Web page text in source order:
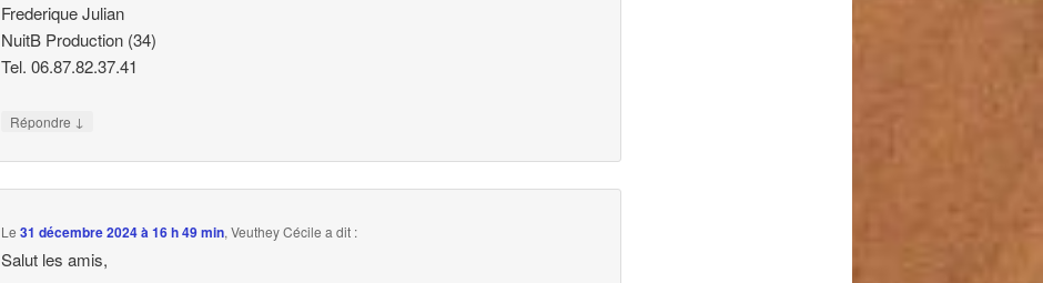
Frederique Julian
NuitB Production (34)
Tel. 06.87.82.37.41
Répondre ↓
Le31 décembre 2024 à 16 h 49 min,Veuthey Cécile a dit :
Salut les amis,